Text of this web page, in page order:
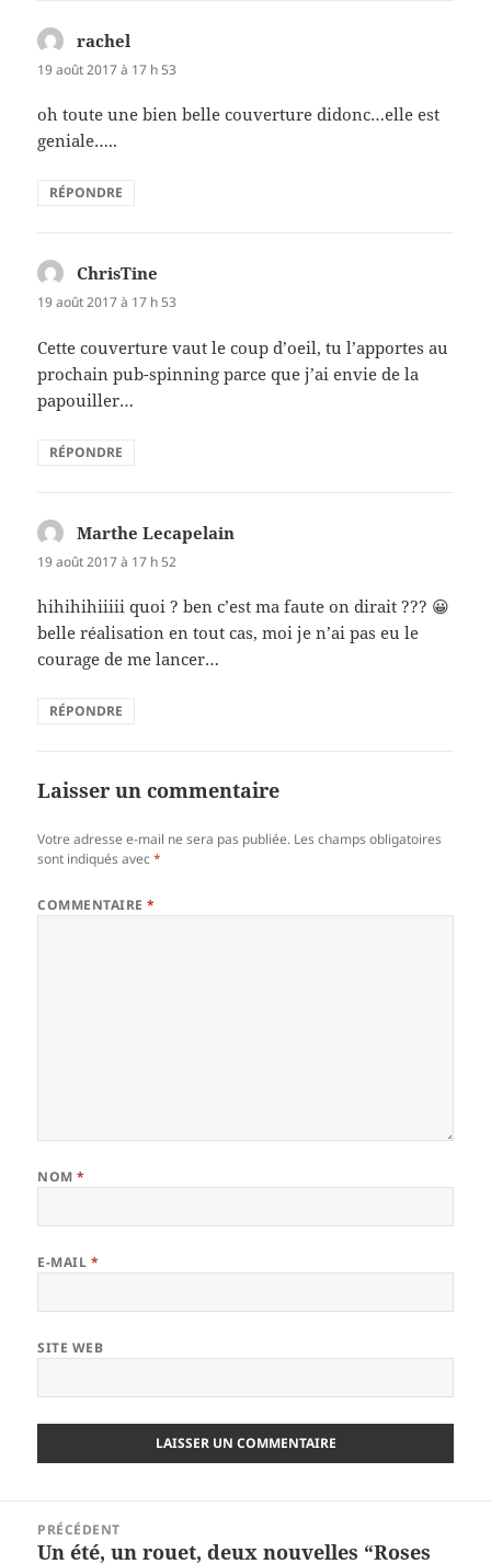
rachel
19 août 2017 à 17 h 53
oh toute une bien belle couverture didonc…elle est
geniale…..
RÉPONDRE
ChrisTine
19 août 2017 à 17 h 53
Cette couverture vaut le coup d’oeil, tu l’apportes au
prochain pub-spinning parce que j’ai envie de la
papouiller…
RÉPONDRE
Marthe Lecapelain
19 août 2017 à 17 h 52
hihihihiiiii quoi ? ben c’est ma faute on dirait ??? 😀
belle réalisation en tout cas, moi je n’ai pas eu le
courage de me lancer…
RÉPONDRE
Laisser un commentaire
Votre adresse e-mail ne sera pas publiée. Les champs obligatoires
sont indiqués avec*
COMMENTAIRE*
NOM*
E-MAIL *
SITE WEB
PRÉCÉDENT
Article
Un été, un rouet, deux nouvelles “Roses